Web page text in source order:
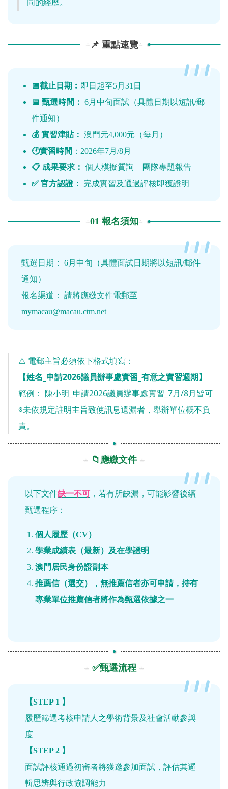
同的經歷。
📌 重點速覽
📅截止日期︰ 即日起至5月31日
📅 甄選時間： 6月中旬面試（具體日期以短訊/郵
件通知）
💰 實習津貼： 澳門元4,000元（每月）
🕐實習時間 ：2026年7月/8月
📋 成果要求： 個人模擬質詢 + 團隊專題報告
✅ 官方認證：
完成實習及通過評核即獲證明
01 報名須知
甄選日期： 6月中旬（具體面試日期將以短訊/郵件
通知）
報名渠道： 請將應繳文件電郵至
mymacau@macau.ctm.net
⚠️ 電郵主旨必須依下格式填寫：
【姓名_申請2026議員辦事處實習_有意之實習週期】
範例： 陳小明_申請2026議員辦事處實習_7月/8月皆可
※未依規定註明主旨致使訊息遺漏者，舉辦單位概不負
責。
📁應繳文件
以下文件缺一不可 ，若有所缺漏，可能影響後續
甄選程序：
個人履歷（CV）
學業成績表（最新）及在學證明
澳門居民身份證副本
推薦信（選交），無推薦信者亦可申請，持有
專業單位推薦信者將作為甄選依據之一
✅甄選流程
【STEP 1 】
履歷篩選考核申請人之學術背景及社會活動參與
度
【STEP 2 】
面試評核通過初審者將獲邀參加面試，評估其邏
輯思辨與行政協調能力